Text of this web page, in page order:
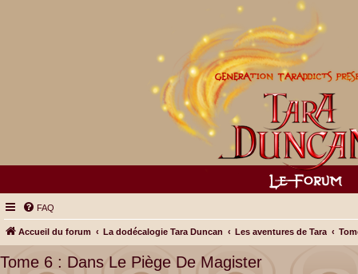
FAQ
Accueil du forum La dodécalogie Tara Duncan Les aventures de Tara
Tome 6 : Dans Le Piège De Magister